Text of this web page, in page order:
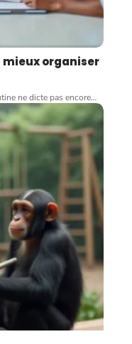
mieux organiser
ne dicte pas encore…